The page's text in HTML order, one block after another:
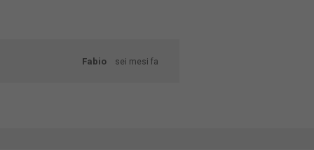
Fabio sei mesi fa